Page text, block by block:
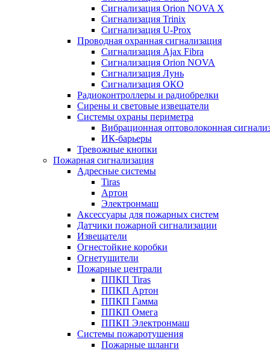
Сигнализация Orion NOVA X
Сигнализация Trinix
Сигнализация U-Prox
Проводная охранная сигнализация
Сигнализация Ajax Fibra
Сигнализация Orion NOVA
Сигнализация Лунь
Сигнализация ОКО
Радиоконтроллеры и радиобрелки
Сирены и световые извещатели
Системы охраны периметра
Вибрационная оптоволоконная
ИК-барьеры
Тревожные кнопки
Пожарная сигнализация
Адресные системы
Tiras
Артон
Электронмаш
Аксессуары для пожарных систем
Датчики пожарной сигнализации
Извещатели
Огнестойкие коробки
Огнетушители
Пожарные централи
ППКП Tiras
ППКП Артон
ППКП Гамма
ППКП Омега
ППКП Электронмаш
Системы пожаротушения
Пожарные шланги